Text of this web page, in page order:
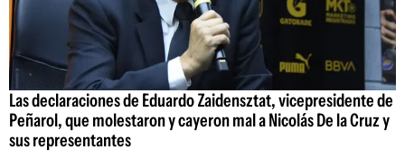
Las declaraciones de Eduardo Zaidensztat, vicepresidente de
Peñarol, que molestaron y cayeron mal a Nicolás De la Cruz y
sus representantes